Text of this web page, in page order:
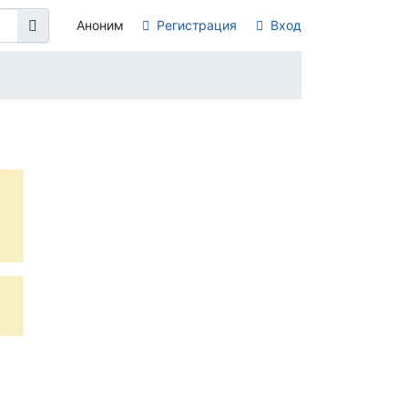
Аноним Регистрация Вход